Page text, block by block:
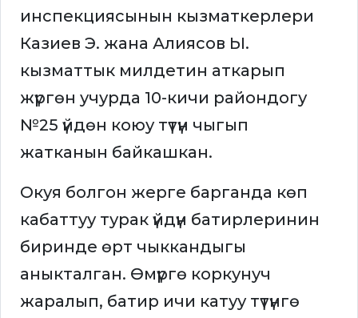
инспекциясынын кызматкерлери
Казиев Э. жана Алиясов Ы.
кызматтык милдетин аткарып
жүргөн учурда 10-кичи райондогу
№25 үйдөн коюу түтүн чыгып
жатканын байкашкан.
Окуя болгон жерге барганда көп
кабаттуу турак үйдүн батирлеринин
биринде өрт чыккандыгы
аныкталган. Өмүргө коркунуч
жаралып, батир ичи катуу түтүнгө